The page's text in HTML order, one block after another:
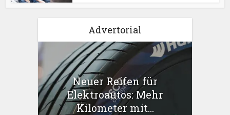
Advertorial
Neuer Reifen für
Elektroautos: Mehr
Kilometer mit...